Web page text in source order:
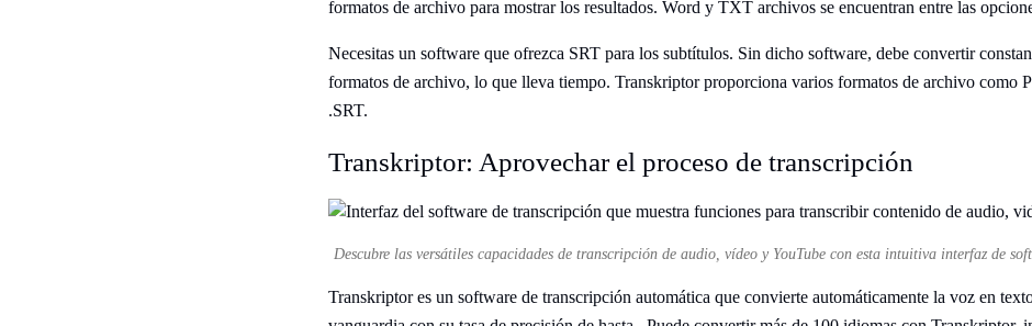
formatos de archivo para mostrar los resultados. Word y TXT archivos se encuentran entre las
Necesitas un software que ofrezca SRT para los subtítulos. Sin dicho software, debe convertir
formatos de archivo, lo que lleva tiempo. Transkriptor proporciona varios formatos de archivo como
.SRT.
Transkriptor: Aprovechar el proceso de transcripción
Descubre las versátiles capacidades de transcripción de audio, vídeo y YouTube con esta intuitiva interfaz de
Transkriptor es un software de transcripción automática que convierte automáticamente la voz en